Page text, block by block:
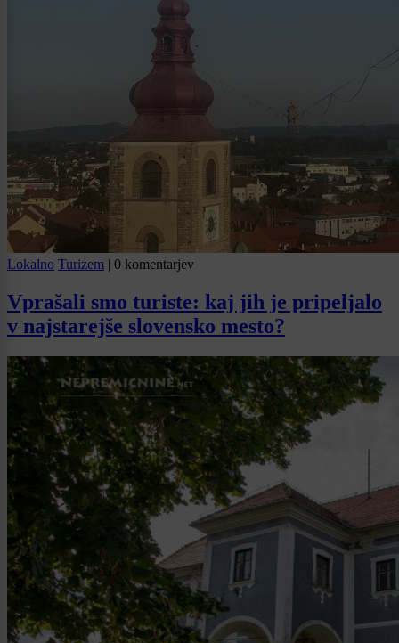
Lokalno Turizem | 0 komentarjev
Vprašali smo turiste: kaj jih je pripeljalo
v najstarejše slovensko mesto?